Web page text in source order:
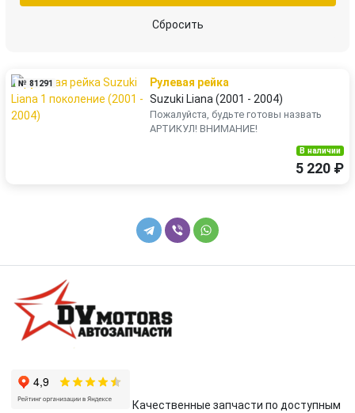
Сбросить
№ 81291
Рулевая рейка
Suzuki Liana (2001 - 2004)
Пожалуйста, будьте готовы назвать
АРТИКУЛ! ВНИМАНИЕ!
В наличии
5 220 ₽
Качественные запчасти по доступным